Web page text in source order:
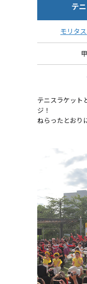
テ
モリタ
テニスラケット
ジ！
ねらったとおり